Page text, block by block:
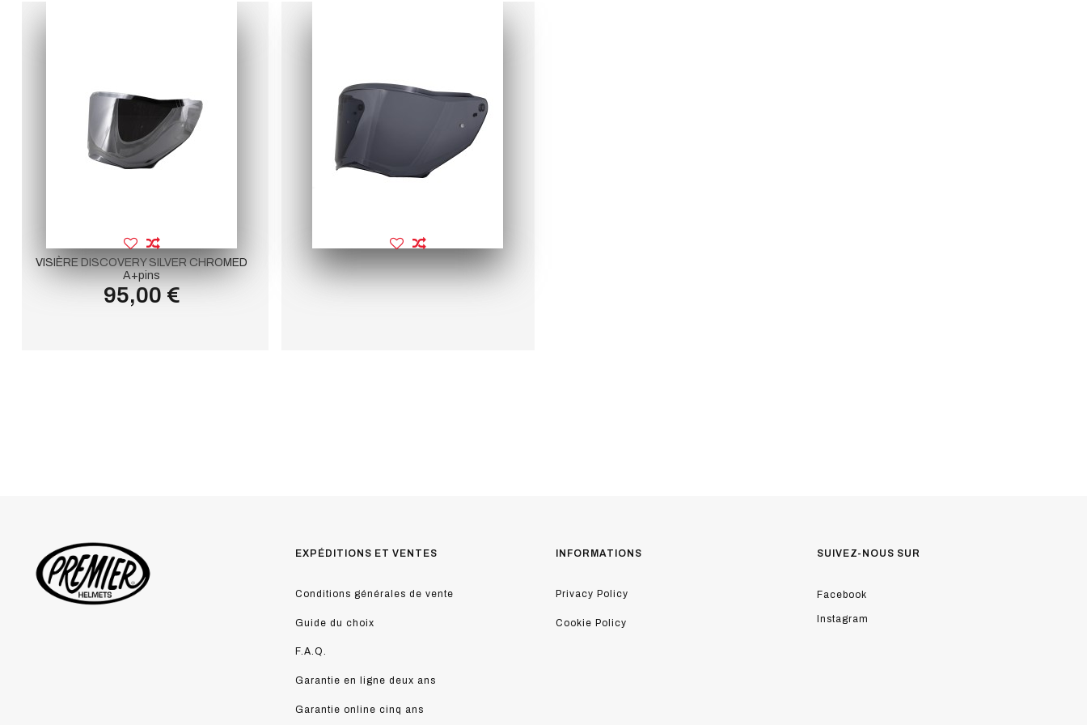
VISIÈRE DISCOVERY SILVER CHROMED
A+pins
95,00 €
EXPÉDITIONS ET VENTES
Conditions générales de vente
Guide du choix
F.A.Q.
Garantie en ligne deux ans
Garantie online cinq ans
INFORMATIONS
Privacy Policy
Cookie Policy
SUIVEZ-NOUS SUR
Facebook
Instagram